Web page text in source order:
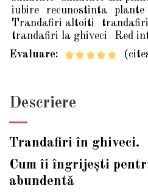
iubire
recunostinta
plante
Trandafiri altoiti
trandafiri la ghiveci
Red
Evaluare:
Descriere
Trandafiri în ghiveci.
Cum îi îngrijești
abundentă